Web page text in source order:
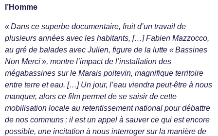
l’Homme
« Dans ce superbe documentaire, fruit d’un travail de
plusieurs années avec les habitants, […] Fabien Mazzocco,
au gré de balades avec Julien, figure de la lutte « Bassines
Non Merci », montre l’impact de l’installation des
mégabassines sur le Marais poitevin, magnifique territoire
entre terre et eau. […] Un jour, l’eau viendra peut-être à nous
manquer, alors ce film permet de se saisir de cette
mobilisation locale au retentissement national pour débattre
de nos communs ; il est un appel à sauver ce qui est encore
possible, une incitation à nous interroger sur la manière de